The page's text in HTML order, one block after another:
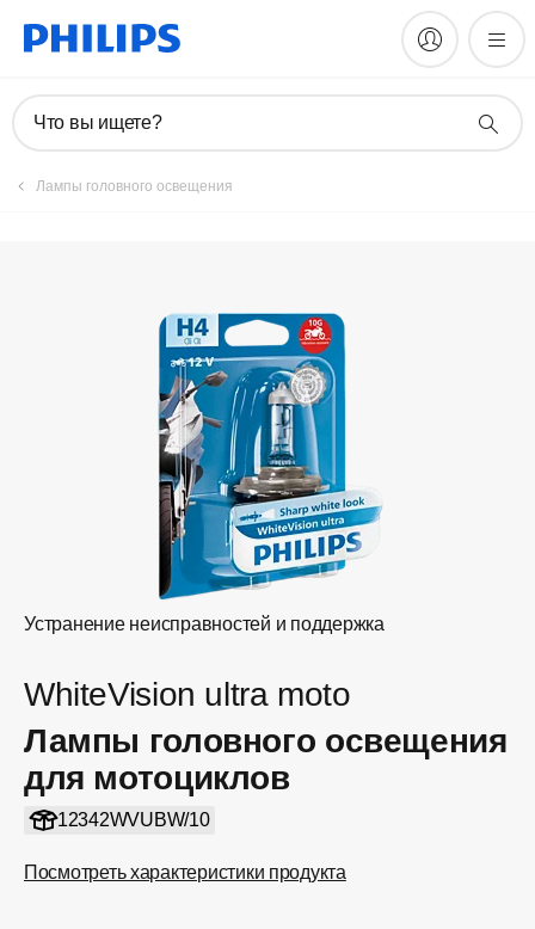
Что вы ищете?
Лампы головного освещения
Устранение неисправностей и поддержка
WhiteVision ultra moto
Лампы головного освещения
для мотоциклов
12342WVUBW/10
Посмотреть характеристики продукта